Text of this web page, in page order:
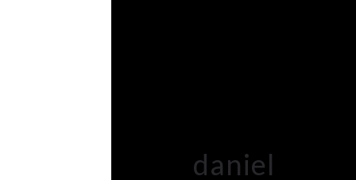
daniel